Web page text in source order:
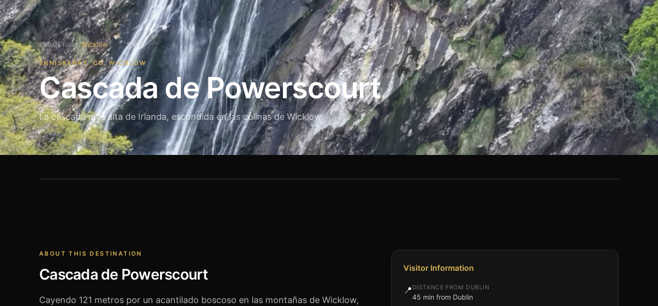
Virtual Tours/Wicklow
ENNISKERRY, CO. WICKLOW
Cascada de Powerscourt
La cascada más alta de Irlanda, escondida en las colinas de Wicklow
ABOUT THIS DESTINATION
Cascada de Powerscourt
Cayendo 121 metros por un acantilado boscoso en las montañas de Wicklow,
Visitor Information
📍 DISTANCE FROM DUBLIN
45 min from Dublin